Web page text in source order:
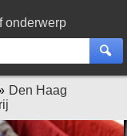
onderwerp
Den Haag